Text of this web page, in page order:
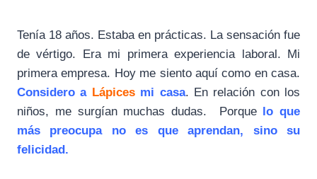
Tenía 18 años. Estaba en prácticas. La sensación fue
de vértigo. Era mi primera experiencia laboral. Mi
primera empresa. Hoy me siento aquí como en casa.
Considero a Lápicesmi casa. En relación con los
niños, me surgían muchas dudas. Porque
lo que
más preocupa no es que aprendan, sino su
felicidad.